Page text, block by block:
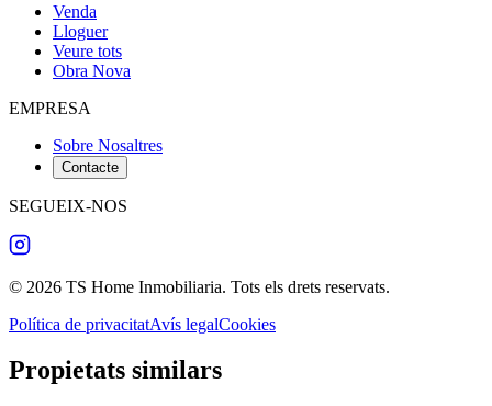
Venda
Lloguer
Veure tots
Obra Nova
EMPRESA
Sobre Nosaltres
Contacte
SEGUEIX-NOS
© 2026 TS Home Inmobiliaria. Tots els drets reservats.
Política de privacitatAvís legalCookies
Propietats similars